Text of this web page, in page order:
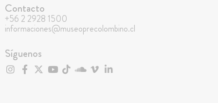
Contacto
+56 2 2928 1500
informaciones@museoprecolombino.cl
Síguenos